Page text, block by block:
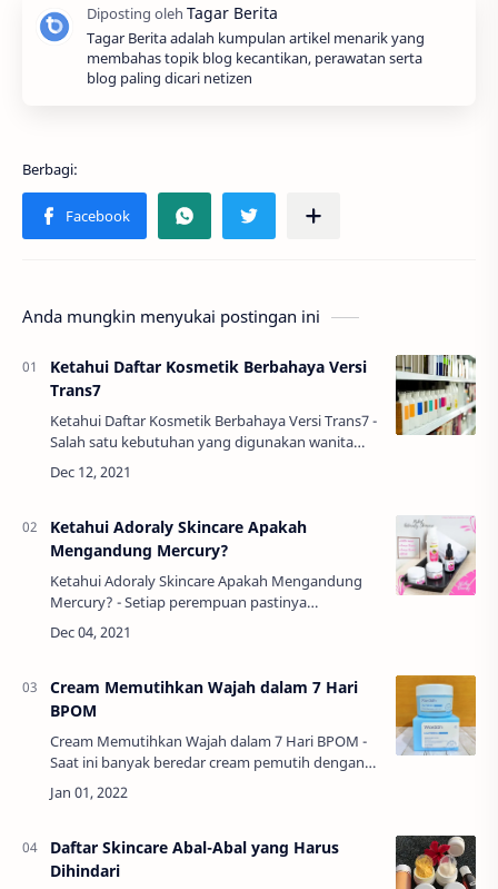
Tagar Berita adalah kumpulan artikel menarik yang
membahas topik blog kecantikan, perawatan serta
blog paling dicari netizen
Anda mungkin menyukai postingan ini
Ketahui Daftar Kosmetik Berbahaya Versi
Trans7
Ketahui Daftar Kosmetik Berbahaya Versi Trans7 -
Salah satu kebutuhan yang digunakan wanita
demi penampilan adalah make up. Bahkan, ada
sebagian pria yang terbiasa menggunakan
Ketahui Adoraly Skincare Apakah
Mengandung Mercury?
Ketahui Adoraly Skincare Apakah Mengandung
Mercury? - Setiap perempuan pastinya
memimpikan memiliki wajah yang mulus, putih
dan glowing. Jadi tidak sedikit wanita yang rela
Cream Memutihkan Wajah dalam 7 Hari
BPOM
Cream Memutihkan Wajah dalam 7 Hari BPOM -
Saat ini banyak beredar cream pemutih dengan
berbagai macam pilihan yang cukup beragam
sehingga sangat mudah untuk mendapatkan
Daftar Skincare Abal-Abal yang Harus
Dihindari